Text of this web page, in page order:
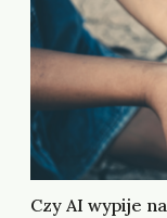
Czy AI wypije